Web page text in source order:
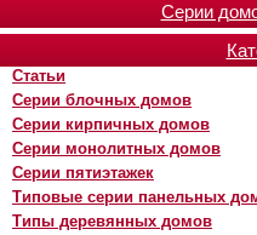
Серии
Статьи
Серии блочных домов
Серии кирпичных домов
Серии монолитных домов
Серии пятиэтажек
Типовые серии панельных
Типы деревянных домов